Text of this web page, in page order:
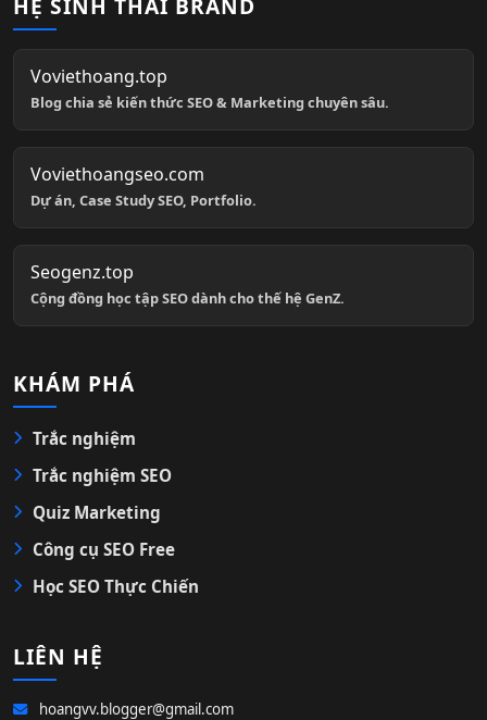
HỆ SINH THÁI BRAND
Voviethoang.top
Blog chia sẻ kiến thức SEO & Marketing chuyên sâu.
Voviethoangseo.com
Dự án, Case Study SEO, Portfolio.
Seogenz.top
Cộng đồng học tập SEO dành cho thế hệ GenZ.
KHÁM PHÁ
Trắc nghiệm
Trắc nghiệm SEO
Quiz Marketing
Công cụ SEO Free
Học SEO Thực Chiến
LIÊN HỆ
hoangvv.blogger@gmail.com